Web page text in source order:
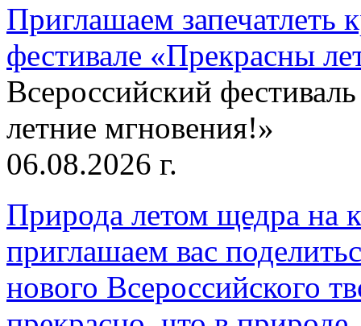
Приглашаем запечатлеть
фестивале «Прекрасны
Всероссийский
летние мгновения!»
06.08.2026 г.
Природа летом щедра на
приглашаем вас
нового Всероссийского